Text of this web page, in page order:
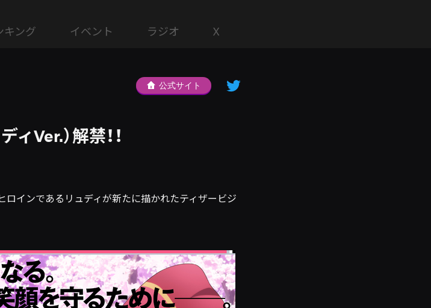
キング イベント ラジオ X
公式サイト
Ver.）解禁！！
ロインであるリュディが新たに描かれたティザービジ